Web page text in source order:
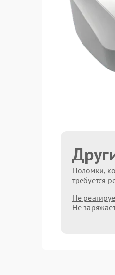
Поломки,
требуется
Не
Не